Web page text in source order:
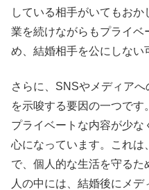
している相手がいてもお
業を続けながらもプライベ
め、結婚相手を公にしない
さらに、SNSやメディア
を示唆する要因の一つです
プライベートな内容が少な
心になっています。これは
で、個人的な生活を守る
人の中には、結婚後にメ